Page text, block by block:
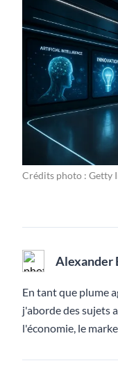
Crédits photo : Getty
Alexander
En tant que plume
j'aborde des sujets
l'économie, le